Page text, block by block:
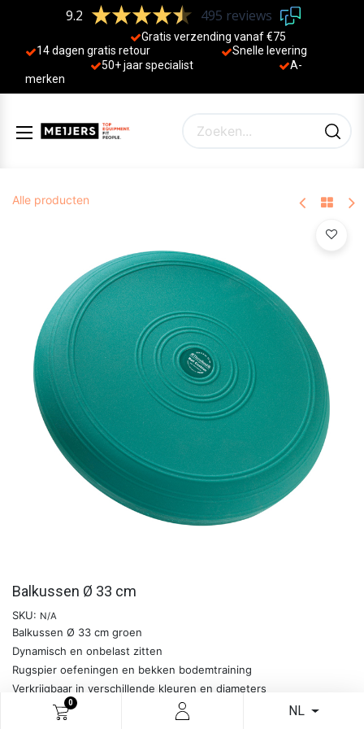
0
NL
9.2 495 reviews
Gratis verzending vanaf €75
14 dagen gratis retour
Sne lle levering
50+ jaar specialist
A-
merken
Alle producten
Balkussen Ø 33 cm
SKU: N/A
Balkussen Ø 33 cm groen
Dynamisch en onbelast zitten
Rugspier oefeningen en bekken bodemtraining
Verkrijgbaar in verschillende kleuren en diameters